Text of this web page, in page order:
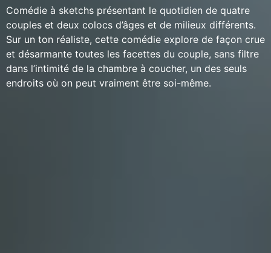
Comédie à sketchs présentant le quotidien de quatre
couples et deux colocs d’âges et de milieux différents.
Sur un ton réaliste, cette comédie explore de façon crue
et désarmante toutes les facettes du couple, sans filtre
dans l’intimité de la chambre à coucher, un des seuls
endroits où on peut vraiment être soi-même.